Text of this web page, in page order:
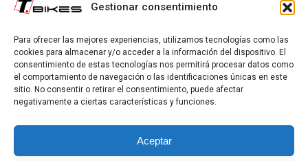
Gestionar consentimiento
Para ofrecer las mejores experiencias, utilizamos tecnologías como las
cookies para almacenar y/o acceder a la información del dispositivo. El
consentimiento de estas tecnologías nos permitirá procesar datos como
el comportamiento de navegación o las identificaciones únicas en este
sitio. No consentir o retirar el consentimiento, puede afectar
negativamente a ciertas características y funciones.
Aceptar
@tbikes.cat #tbikes
Síguenos en las redes sociales de Tbikes, mantente informado de
nuestras novedades, productos, salidas en grupo, ofertas, sorteos ...
y muchos más!